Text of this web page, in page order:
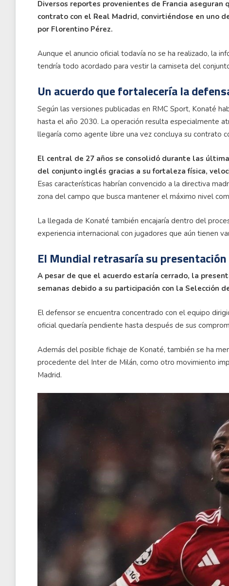
Diversos reportes provenientes de Francia
contrato con el Real Madrid, convirtiéndose en uno
por Florentino Pérez.
Aunque el anuncio oficial todavía no se ha realizado, la
tendría todo acordado para vestir la camiseta del
Un acuerdo que fortalecería la
Según las versiones publicadas en RMC Sport, Konaté
hasta el año 2030. La operación resulta especialmente
llegaría como agente libre una vez concluya su contrato
El central de 27 años se consolidó durante las
del conjunto inglés gracias a su fortaleza física,
Esas características habrían convencido a la directiva
zona del campo que busca mantener el máximo nivel
La llegada de Konaté también encajaría dentro del
experiencia internacional con jugadores que aún tienen
El Mundial retrasaría su
A pesar de que el acuerdo estaría cerrado, la
semanas debido a su participación con la Selección
El defensor se encuentra concentrado con el equipo
oficial quedaría pendiente hasta después de sus
Además del posible fichaje de Konaté, también se ha
procedente del Inter de Milán, como otro movimiento
Madrid.